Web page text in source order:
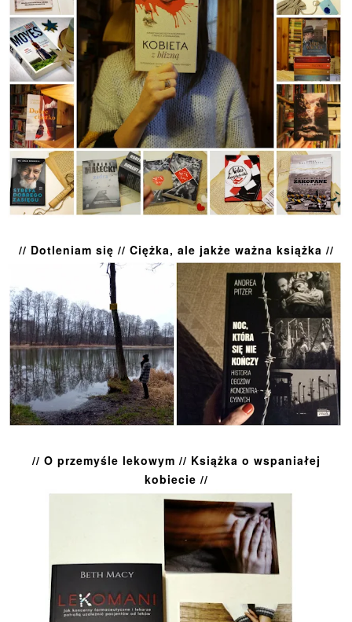
// Dotleniam się // Ciężka, ale jakże ważna książka //
// O przemyśle lekowym // Książka o wspaniałej
kobiecie //